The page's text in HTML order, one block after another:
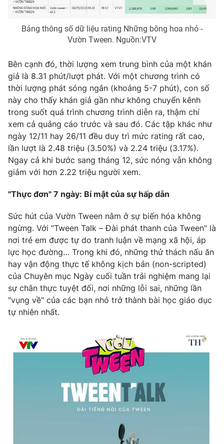
Photo Infographic
Shorts video
VTV Money VTV Thể thao
VTV Sức khoẻ Bất động sản
Thị trường 24h Tấm lòng Việt
VTV4 Vươn mình bằng AI
Liên hệ tòa soạn English
THỜI BÁO VTV
Theo dõi báo trên
Cơ quan báo chí:
Thời báo VTV
Giấy phép hoạt động báo in và báo điện tử số 483/GP-BTTTT
Phó Tổng Biên tập:Nguyễn Thị Mỹ Hạnh, Phạm Quốc Thắng,
Nguyễn Trọng Ninh
024.66 897 897
Bảng thông số dữ liệu rating Những bông hoa nhỏ -
Vườn Tween. Nguồn:VTV
Bên cạnh đó, thời lượng xem trung bình của một khán
giả là 8.31 phút/lượt phát. Với một chương trình có
thời lượng phát sóng ngắn (khoảng 5-7 phút), con số
này cho thấy khán giả gần như không chuyển kênh
trong suốt quá trình chương trình diễn ra, thậm chí
xem cả quảng cáo trước và sau đó. Các tập khác như
ngày 12/11 hay 26/11 đều duy trì mức rating rất cao,
lần lượt là 2.48 triệu (3.50%) và 2.24 triệu (3.17%).
Ngay cả khi bước sang tháng 12, sức nóng vẫn không
giảm với hơn 2.22 triệu người xem.
"Thực đơn" 7 ngày: Bí mật của sự hấp dẫn
Sức hút của Vườn Tween nằm ở sự biến hóa không
ngừng. Với "Tween Talk – Đài phát thanh của Tween" là
nơi trẻ em được tự do tranh luận về mạng xã hội, áp
lực học đường… Trong khi đó, những thử thách nấu ăn
hay vận động thực tế không kịch bản (non-scripted)
của Chuyên mục Ngày cuối tuần trải nghiệm mang lại
sự chân thực tuyệt đối, nơi những lỗi sai, những lần
"vụng về" của các bạn nhỏ trở thành bài học giáo dục
tự nhiên nhất.